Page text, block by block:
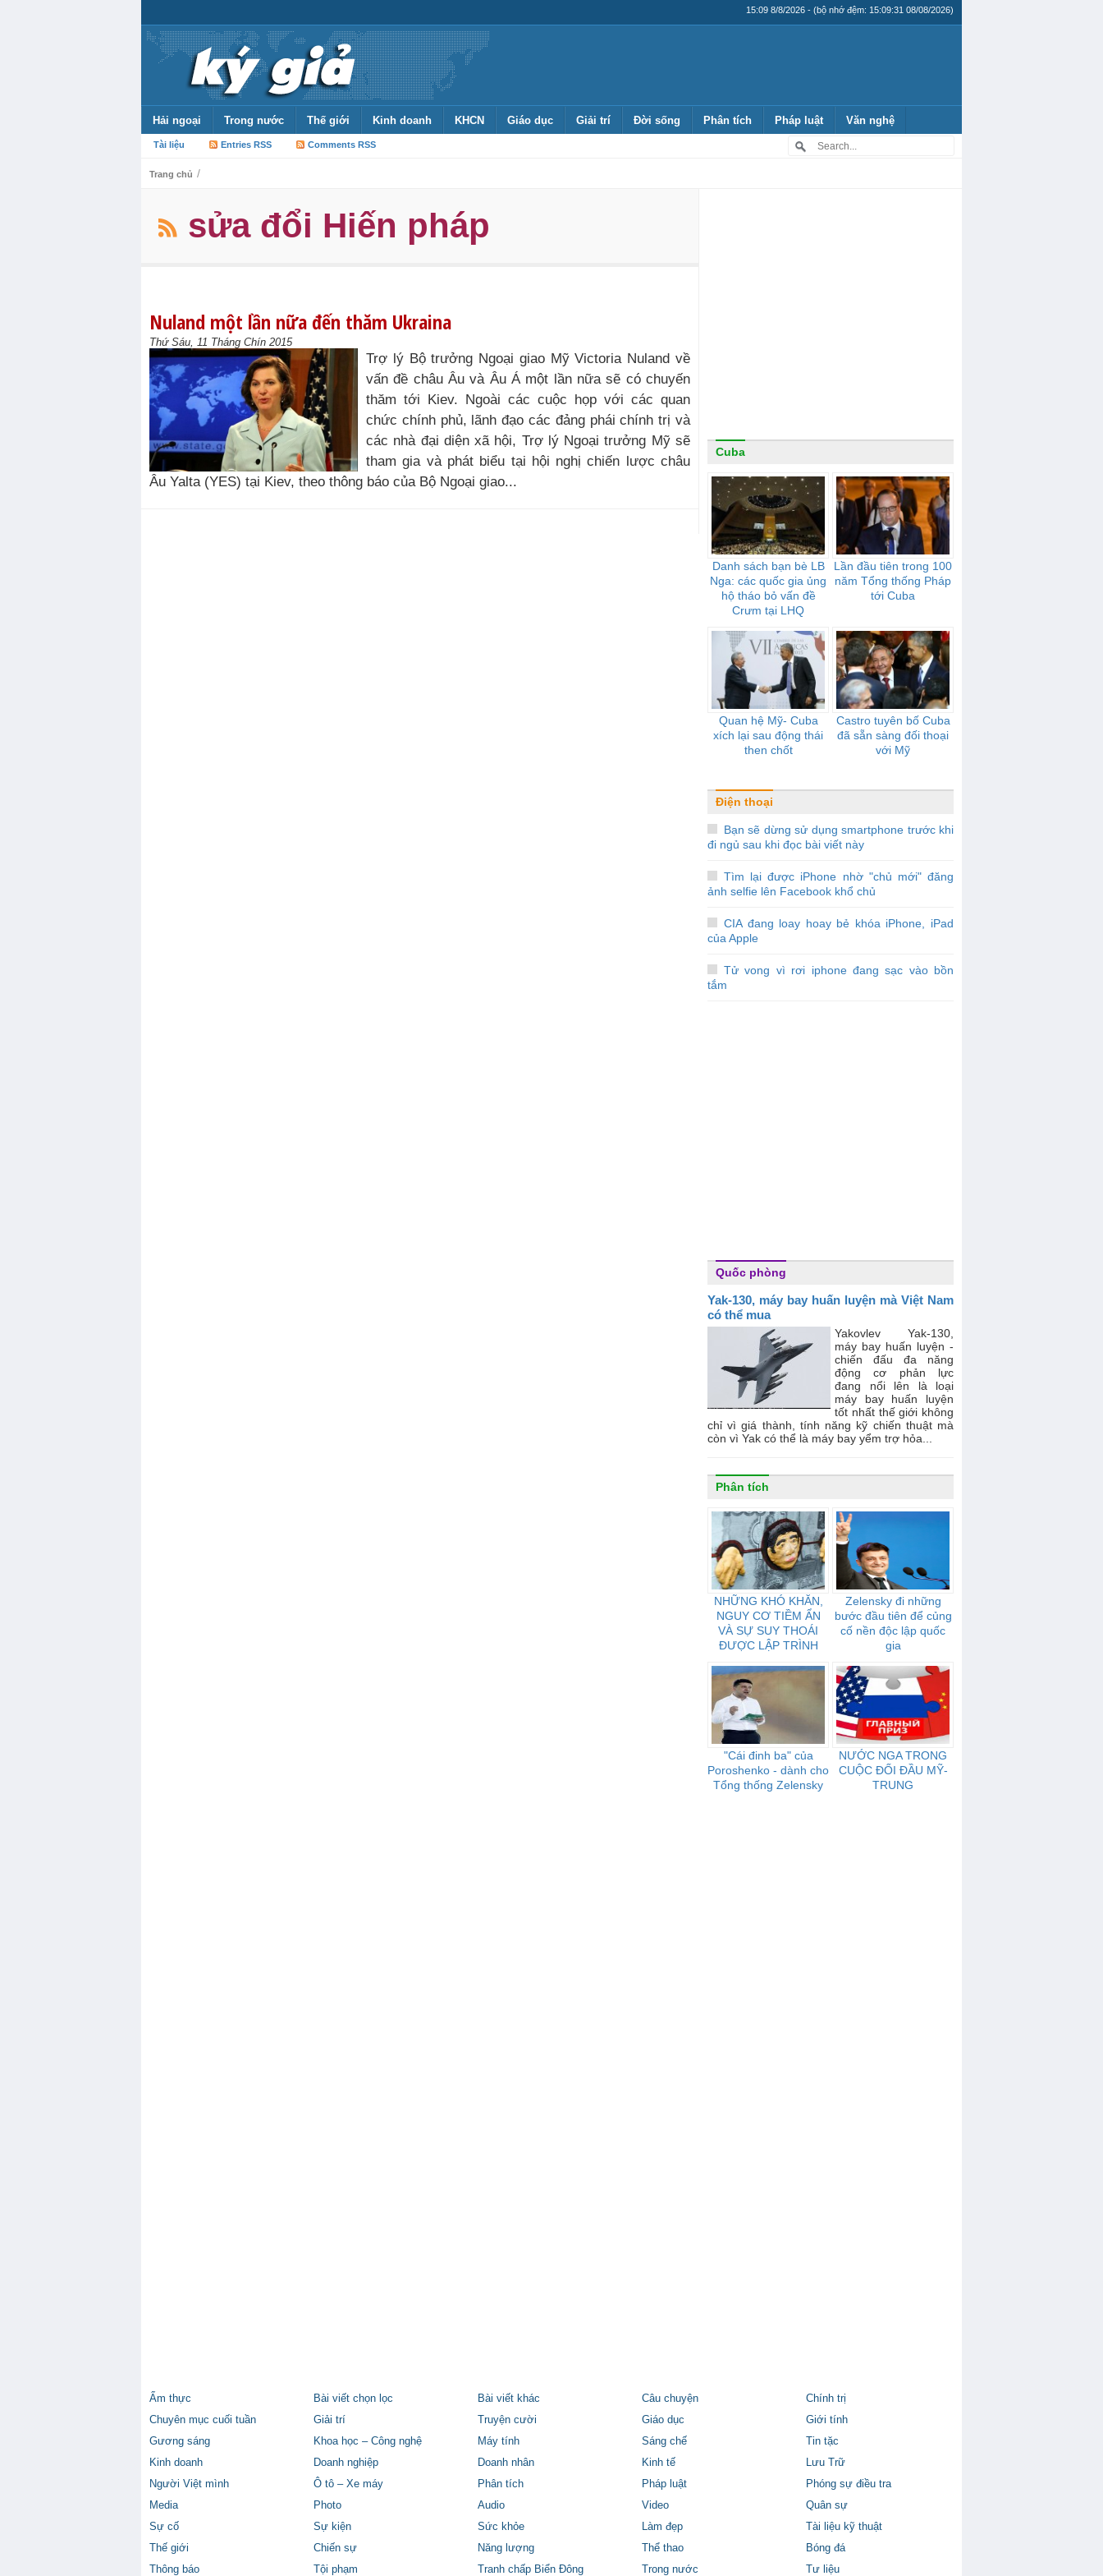
15:09 8/8/2026 - (bộ nhớ đệm: 15:09:31 08/08/2026)
Hải ngoại Trong nước Thế giới Kinh doanh KHCN Giáo dục Giải trí Đời sống Phân tích Pháp luật Văn nghệ
Tài liệu Entries RSS Comments RSS
Trang chủ /
sửa đổi Hiến pháp
Nuland một lần nữa đến thăm Ukraina
Thứ Sáu, 11 Tháng Chín 2015
Trợ lý Bộ trưởng Ngoại giao Mỹ Victoria Nuland về
vấn đề châu Âu và Âu Á một lần nữa sẽ có chuyến
thăm tới Kiev. Ngoài các cuộc họp với các quan
chức chính phủ, lãnh đạo các đảng phái chính trị và
các nhà đại diện xã hội, ​​Trợ lý Ngoại trưởng Mỹ sẽ
tham gia và phát biểu tại hội nghị chiến lược châu
Âu Yalta (YES) tại Kiev, theo thông báo của Bộ Ngoại giao...
Cuba
Danh sách bạn bè LB
Nga: các quốc gia ủng
hộ tháo bỏ vấn đề
Crưm tại LHQ
Lần đầu tiên trong 100
năm Tổng thống Pháp
tới Cuba
Quan hệ Mỹ- Cuba
xích lại sau động thái
then chốt
Castro tuyên bố Cuba
đã sẵn sàng đối thoại
với Mỹ
Điện thoại
Bạn sẽ dừng sử dụng smartphone trước khi
đi ngủ sau khi đọc bài viết này
Tìm lại được iPhone nhờ "chủ mới" đăng
ảnh selfie lên Facebook khổ chủ
CIA đang loay hoay bẻ khóa iPhone, iPad
của Apple
Tử vong vì rơi iphone đang sạc vào bồn
tắm
Quốc phòng
Yak-130, máy bay huấn luyện mà Việt Nam
có thể mua
Yakovlev Yak-130,
máy bay huấn luyện -
chiến đấu đa năng
động cơ phản lực
đang nổi lên là loại
máy bay huấn luyện
tốt nhất thế giới không
chỉ vì giá thành, tính năng kỹ chiến thuật mà
còn vì Yak có thể là máy bay yểm trợ hỏa...
Phân tích
NHỮNG KHÓ KHĂN,
NGUY CƠ TIỀM ẨN
VÀ SỰ SUY THOÁI
ĐƯỢC LẬP TRÌNH
Zelensky đi những
bước đầu tiên để củng
cố nền độc lập quốc
gia
"Cái đinh ba" của
Poroshenko - dành cho
Tổng thống Zelensky
NƯỚC NGA TRONG
CUỘC ĐỐI ĐẦU MỸ-
TRUNG
Ẩm thực Bài viết chọn lọc Bài viết khác Câu chuyện
Chính trị
Chuyên mục cuối tuần
Giải trí Truyện cười Giáo dục
Giới tính
Gương sáng
Khoa học – Công nghệ Máy tính Sáng chế
Tin tặc
Kinh doanh
Doanh nghiệp Doanh nhân Kinh tế
Lưu Trữ
Người Việt mình
Ô tô – Xe máy Phân tích Pháp luật
Phóng sự điều tra
Media
Photo Audio Video
Quân sự
Sự cố
Sự kiện Sức khỏe Làm đẹp
Tài liệu kỹ thuật
Thế giới
Chiến sự Năng lượng Thể thao
Bóng đá
Thông báo
Tội phạm Tranh chấp Biển Đông Trong nước Tư liệu